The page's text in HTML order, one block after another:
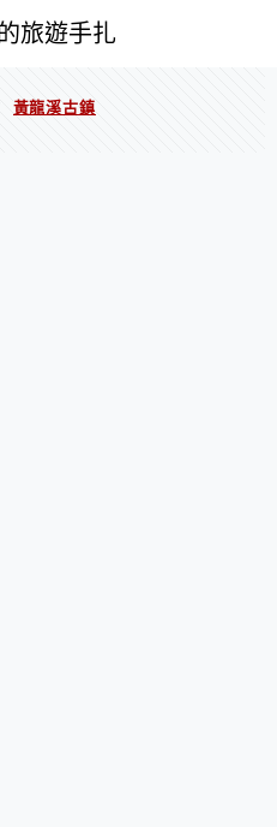
旅遊手扎
黃龍溪古鎮